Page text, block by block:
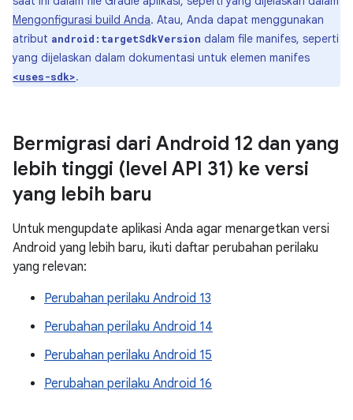
Mengonfigurasi build Anda. Atau, Anda dapat menggunakan
atribut android:targetSdkVersion dalam file manifes, seperti
yang dijelaskan dalam dokumentasi untuk elemen manifes
<uses-sdk>.
Bermigrasi dari Android 12 dan yang
lebih tinggi (level API 31) ke versi
yang lebih baru
Untuk mengupdate aplikasi Anda agar menargetkan versi
Android yang lebih baru, ikuti daftar perubahan perilaku
yang relevan:
Perubahan perilaku Android 13
Perubahan perilaku Android 14
Perubahan perilaku Android 15
Perubahan perilaku Android 16